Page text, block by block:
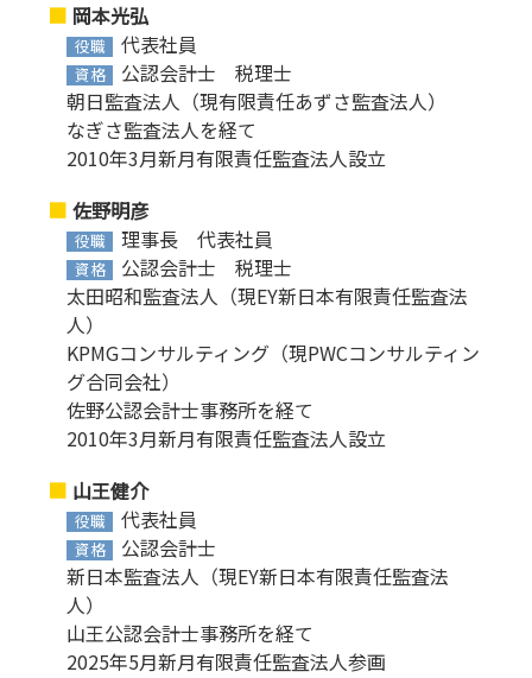
岡本光弘
役職 代表社員
資格
公認会計士 税理士
朝日監査法人（現有限責任あずさ監査法人）
なぎさ監査法人を経て
2010年3月新月有限責任監査法人設立
佐野明彦
役職 理事長 代表社員
資格
公認会計士 税理士
太田昭和監査法人（現EY新日本有限責任監査法
人）
KPMGコンサルティング（現PWCコンサルティン
グ合同会社）
佐野公認会計士事務所を経て
2010年3月新月有限責任監査法人設立
山王健介
役職 代表社員
資格
公認会計士
新日本監査法人（現EY新日本有限責任監査法
人）
山王公認会計士事務所を経て
2025年5月新月有限責任監査法人参画